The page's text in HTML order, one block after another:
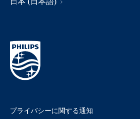
プライバシーに関する通知